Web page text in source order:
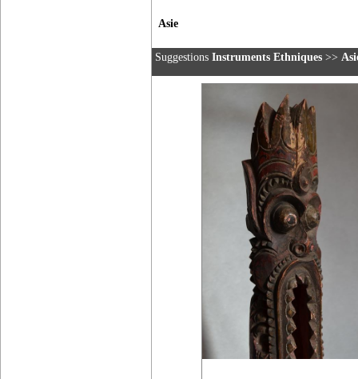
Asie
Suggestions Instruments Ethniques >>